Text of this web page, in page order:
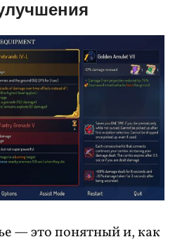
— это понятный и, как